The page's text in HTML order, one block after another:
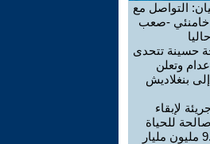
التواصل مع
-صعب
حسينة تتحدى
وتعلن
بنغلاديش
لإبقاء
للحياة
لمدة 9.1 مليون مليار